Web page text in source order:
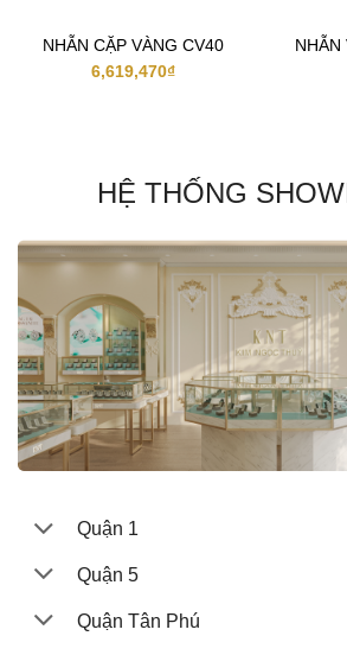
NHẪN CẶP VÀNG CV40
6,619,470₫
NHẪN
HỆ THỐNG
Quận 1
Quận 5
Quận Tân Phú